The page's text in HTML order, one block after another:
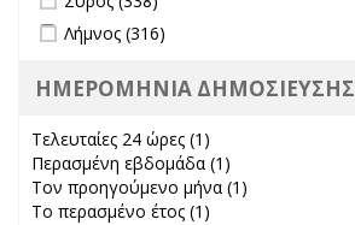
Apply Λήμνος filter
Λήμνος (316)
ΗΜΕΡΟΜΗΝΙΑ ΔΗΜΟΣΙΕΥΣΗΣ
Τελευταίες 24 ώρες (1)
Περασμένη εβδομάδα (1)
Τον προηγούμενο μήνα (1)
Το περασμένο έτος (1)